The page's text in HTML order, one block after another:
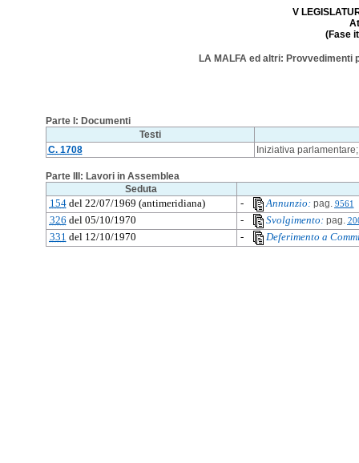
V
(Fase
LA MALFA ed altri: Provvedimenti
Parte I: Documenti
Testi
C. 1708
Iniziativa
Parte III: Lavori in Assemblea
Seduta
154del 22/07/1969 (antimeridiana) - Annunzio:pag. 9561
326 del 05/10/1970 - Svolgimento:pag.
331 del 12/10/1970 - Deferimento a